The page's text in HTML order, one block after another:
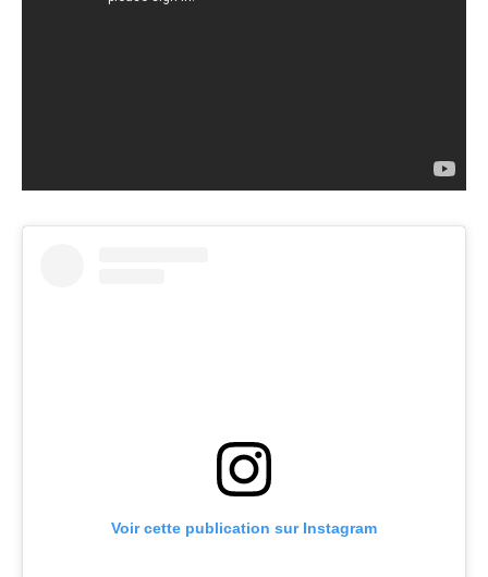
Voir cette publication sur Instagram